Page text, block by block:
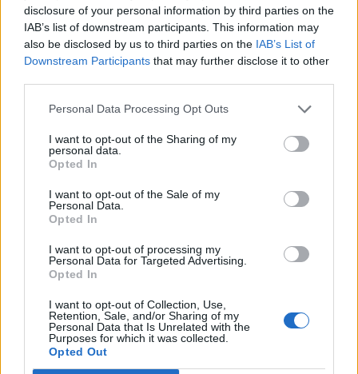
disclosure of your personal information by third parties on the
IAB’s list of downstream participants. This information may
also be disclosed by us to third parties on the IAB’s List of
Downstream Participants that may further disclose it to other
Personal Data Processing Opt Outs
I want to opt-out of the Sharing of my
personal data.
Opted In
I want to opt-out of the Sale of my
Personal Data.
Opted In
I want to opt-out of processing my
Personal Data for Targeted Advertising.
Opted In
I want to opt-out of Collection, Use,
Retention, Sale, and/or Sharing of my
Personal Data that Is Unrelated with the
Purposes for which it was collected.
Opted Out
Ντίκμαν: Ανακοινώθηκε, προπονήθηκε και είναι έτοιμος
για το Σούπερ Καπ
19:42
Ισχυρός σεισμός στην Κολομβία: Αυξάνεται συνεχώς ο
αριθμός των νεκρών, ανάμεσά τους και παιδιά
Τελικός Super Cup: Τί απαντά ο πρόεδρος της ΕΠΣΗ Νίκος
Αλατσατιανών
Ιωάννα Τούνη: Τα γενέθλιά της και οι ευχές του
συντρόφου της
18:59
Υπεγράφη από τον Ευ. Τουρνά η επαύξηση των ωρών